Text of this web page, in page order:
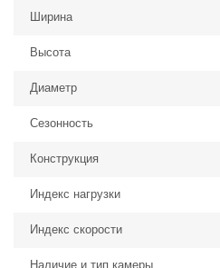
Ширина
Высота
Диаметр
Сезонность
Конструкция
Индекс нагрузки
Индекс скорости
Наличие и тип камеры